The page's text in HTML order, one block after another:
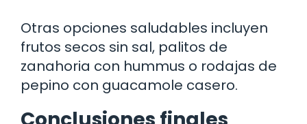
Otras opciones saludables incluyen
frutos secos sin sal, palitos de
zanahoria con hummus o rodajas de
pepino con guacamole casero.